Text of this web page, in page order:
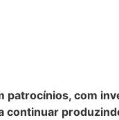
com
continuar